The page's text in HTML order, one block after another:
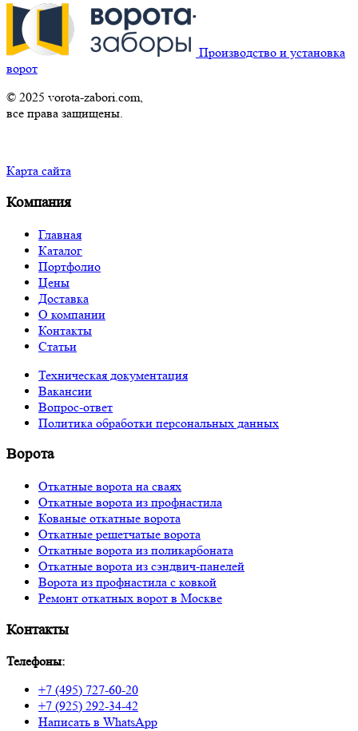
Производство и установка
ворот
© 2025 vorota-zabori.com,
все права защищены.
Карта сайта
Компания
Главная
Каталог
Портфолио
Цены
Доставка
О компании
Контакты
Статьи
Техническая документация
Вакансии
Вопрос-ответ
Политика обработки персональных данных
Ворота
Откатные ворота на сваях
Откатные ворота из профнастила
Кованые откатные ворота
Откатные решетчатые ворота
Откатные ворота из поликарбоната
Откатные ворота из сэндвич-панелей
Ворота из профнастила с ковкой
Ремонт откатных ворот в Москве
Контакты
Телефоны:
+7 (495) 727-60-20
+7 (925) 292-34-42
Написать в WhatsApp